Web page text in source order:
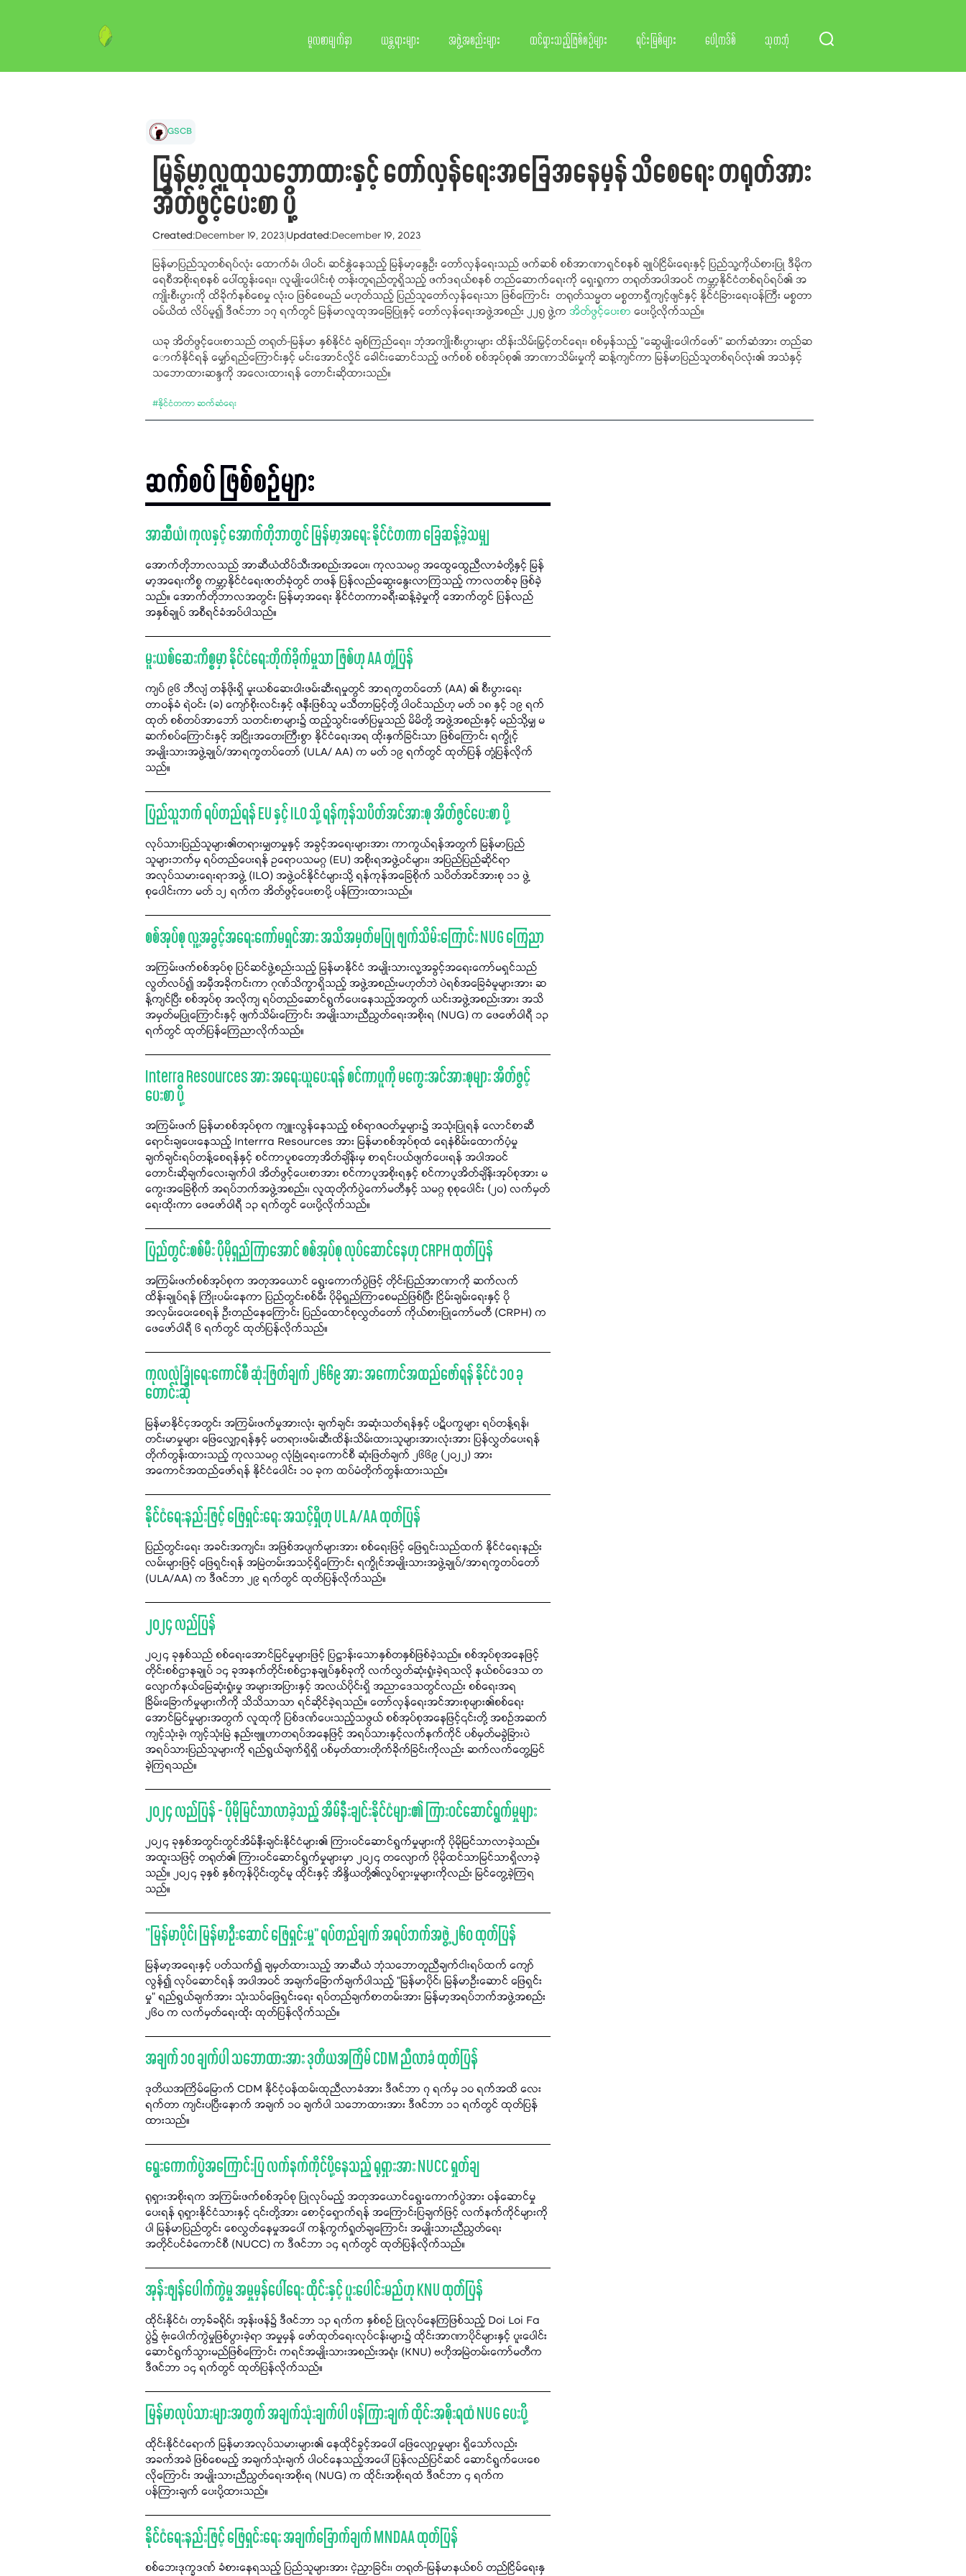
မူလစာမျက်နှာ ယန္တရားများ အဖွဲ့အစည်းများ ထင်ရှားသည့်ဖြစ်စဉ်များ ရင်းမြစ်များ ပေါ့ကဒ်စ် သုတဘုံ
GSCB
မြန်မာ့လူထုသဘောထားနှင့် တော်လှန်ရေးအခြေအနေမှန် သိစေရေး တရုတ်အား
အိတ်ဖွင့်ပေးစာ ပို့
Created:December 19, 2023Updated:December 19, 2023
မြန်မာပြည်သူတစ်ရပ်လုံး ထောက်ခံ၊ ပါဝင်၊ ဆင်နွှဲနေသည့် မြန်မာ့နွေဦး တော်လှန်ရေးသည် ဖက်ဆစ် စစ်အာဏာရှင်စနစ် ချုပ်ငြိမ်းရေးနှင့် ပြည်သူ့ကိုယ်စားပြု ဒီမိုက
ရေစီအစိုးရစနစ် ပေါ်ထွန်းရေး၊ လူမျိုးပေါင်းစုံ တန်းတူရည်တူရှိသည့် ဖက်ဒရယ်စနစ် တည်ဆောက်ရေးကို ရှေးရှုကာ တရုတ်အပါအဝင် ကမ္ဘာ့နိုင်ငံတစ်ရပ်ရပ်၏ အ
ကျိုးစီးပွားကို ထိခိုက်နစ်စေမှု လုံးဝ ဖြစ်စေမည် မဟုတ်သည့် ပြည်သူတော်လှန်ရေးသာ ဖြစ်ကြောင်း တရုတ်သမ္မတ မစ္စတာရှီကျင့်ဖျင်နှင့် နိုင်ငံခြားရေးဝန်ကြီး မစ္စတာ
ဝမ်ယိထံ လိပ်မူ၍ ဒီဇင်ဘာ ၁၇ ရက်တွင် မြန်မာလူထုအခြေပြုနှင့် တော်လှန်ရေးအဖွဲ့အစည်း ၂၂၅ ဖွဲ့က အိတ်ဖွင့်ပေးစာ ပေးပို့လိုက်သည်။
ယခု အိတ်ဖွင့်ပေးစာသည် တရုတ်-မြန်မာ နှစ်နိုင်ငံ ချစ်ကြည်ရေး၊ ဘုံအကျိုးစီးပွားများ ထိန်းသိမ်းမြှင့်တင်ရေး၊ စစ်မှန်သည့် "ဆွေမျိုးပေါက်ဖော်" ဆက်ဆံအား တည်ဆ
ောက်နိုင်ရန် မျှော်ရည်ကြောင်းနှင့် မင်းအောင်လှိုင် ခေါင်းဆောင်သည့် ဖက်စစ် စစ်အုပ်စု၏ အာဏာသိမ်းမှုကို ဆန့်ကျင်ကာ မြန်မာပြည်သူတစ်ရပ်လုံး၏ အသံနှင့်
သဘောထားဆန္ဒကို အလေးထားရန် တောင်းဆိုထားသည်။
#နိုင်ငံတကာ ဆက်ဆံရေး
ဆက်စပ် ဖြစ်စဉ်များ
အာဆီယံ၊ ကုလနှင့် အောက်တိုဘာတွင် မြန်မာ့အရေး နိုင်ငံတကာ ခြေဆန့်ခဲ့သမျှ
အောက်တိုဘာလသည် အာဆီယံထိပ်သီးအစည်းအဝေး၊ ကုလသမဂ္ဂ အထွေထွေညီလာခံတို့နှင့် မြန်
မာ့အရေးကိစ္စ ကမ္ဘာ့နိုင်ငံရေးဇာတ်ခုံတွင် တဖန် ပြန်လည်ဆွေးနွေးလာကြသည့် ကာလတစ်ခု ဖြစ်ခဲ့
သည်။ အောက်တိုဘာလအတွင်း မြန်မာ့အရေး နိုင်ငံတကာခရီးဆန့်ခဲ့မှုကို အောက်တွင် ပြန်လည်
အနှစ်ချုပ် အစီရင်ခံအပ်ပါသည်။
မူးယစ်ဆေးကိစ္စမှာ နိုင်ငံရေးတိုက်ခိုက်မှုသာ ဖြစ်ဟု AA တုံ့ပြန်
ကျပ် ၉၆ ဘီလျံ တန်ဖိုးရှိ မူးယစ်ဆေးဝါးဖမ်းဆီးရမှုတွင် အာရက္ခတပ်တော် (AA) ၏ စီးပွားရေး
တာဝန်ခံ ရဲဝင်း (ခ) ကျော်စိုးလင်းနှင့် ဇနီးဖြစ်သူ မသီတာမြင့်တို့ ပါဝင်သည်ဟု မတ် ၁၈ နှင့် ၁၉ ရက်
ထုတ် စစ်တပ်အာဘော် သတင်းစာများ၌ ထည့်သွင်းဖော်ပြမှုသည် မိမိတို့ အဖွဲ့အစည်းနှင့် မည်သို့မျှ မ
ဆက်စပ်ကြောင်းနှင့် အငြိုးအတေးကြီးစွာ နိုင်ငံရေးအရ ထိုးနှက်ခြင်းသာ ဖြစ်ကြောင်း ရက္ခိုင့်
အမျိုးသားအဖွဲ့ချုပ်/အာရက္ခတပ်တော် (ULA/ AA) က မတ် ၁၉ ရက်တွင် ထုတ်ပြန် တုံ့ပြန်လိုက်
သည်။
ပြည်သူဘက် ရပ်တည်ရန် EU နှင့် ILO သို့ ရန်ကုန်သပိတ်အင်အားစု အိတ်ဖွင်ပေးစာ ပို့
လုပ်သားပြည်သူများ၏တရားမျှတမှုနှင့် အခွင့်အရေးများအား ကာကွယ်ရန်အတွက် မြန်မာပြည်
သူများဘက်မှ ရပ်တည်ပေးရန် ဥရောပသမဂ္ဂ (EU) အစိုးရအဖွဲ့ဝင်များ၊ အပြည်ပြည်ဆိုင်ရာ
အလုပ်သမားရေးရာအဖွဲ့ (ILO) အဖွဲ့ဝင်နိုင်ငံများသို့ ရန်ကုန်အခြေစိုက် သပိတ်အင်အားစု ၁၁ ဖွဲ့
စုပေါင်းကာ မတ် ၁၂ ရက်က အိတ်ဖွင့်ပေးစာပို့ ပန်ကြားထားသည်။
စစ်အုပ်စု လူ့အခွင့်အရေးကော်မရှင်အား အသိအမှတ်မပြု ဖျက်သိမ်းကြောင်း NUG ကြေညာ
အကြမ်းဖက်စစ်အုပ်စု ပြင်ဆင်ဖွဲ့စည်းသည့် မြန်မာနိုင်ငံ အမျိုးသားလူ့အခွင့်အရေးကော်မရှင်သည်
လွတ်လပ်၍ အမှီအခိုကင်းကာ ဂုဏ်သိက္ခာရှိသည့် အဖွဲ့အစည်းမဟုတ်ဘဲ ပဲရစ်အခြေခံမူများအား ဆ
န့်ကျင်ပြီး စစ်အုပ်စု အလိုကျ ရပ်တည်ဆောင်ရွက်ပေးနေသည့်အတွက် ယင်းအဖွဲ့အစည်းအား အသိ
အမှတ်မပြုကြောင်းနှင့် ဖျက်သိမ်းကြောင်း အမျိုးသားညီညွတ်ရေးအစိုးရ (NUG) က ဖေဖော်ဝါရီ ၁၃
ရက်တွင် ထုတ်ပြန်ကြေညာလိုက်သည်။
Interra Resources အား အရေးယူပေးရန် စင်ကာပူကို မကွေးအင်အားစုများ အိတ်ဖွင့်
ပေးစာ ပို့
အကြမ်းဖက် မြန်မာစစ်အုပ်စုက ကျူးလွန်နေသည့် စစ်ရာဇဝတ်မှုများ၌ အသုံးပြုရန် လောင်စာဆီ
ရောင်းချပေးနေသည့် Interrra Resources အား မြန်မာစစ်အုပ်စုထံ ရေနံစိမ်းထောက်ပံ့မှု
ချက်ချင်းရပ်တန့်စေရန်နှင့် စင်ကာပူစတော့အိတ်ချိန်းမှ စာရင်းပယ်ဖျက်ပေးရန် အပါအဝင်
တောင်းဆိုချက်လေးချက်ပါ အိတ်ဖွင့်ပေးစာအား စင်ကာပူအစိုးရနှင့် စင်ကာပူအိတ်ချိန်းအုပ်စုအား မ
ကွေးအခြေစိုက် အရပ်ဘက်အဖွဲ့အစည်း၊ လူထုတိုက်ပွဲကော်မတီနှင့် သမဂ္ဂ စုစုပေါင်း (၂၀) လက်မှတ်
ရေးထိုးကာ ဖေဖော်ဝါရီ ၁၃ ရက်တွင် ပေးပို့လိုက်သည်။
ပြည်တွင်းစစ်မီး ပိုမိုရှည်ကြာအောင် စစ်အုပ်စု လုပ်ဆောင်နေဟု CRPH ထုတ်ပြန်
အကြမ်းဖက်စစ်အုပ်စုက အတုအယောင် ရွေးကောက်ပွဲဖြင့် တိုင်းပြည်အာဏာကို ဆက်လက်
ထိန်းချုပ်ရန် ကြိုးပမ်းနေကာ ပြည်တွင်းစစ်မီး ပိုမိုရှည်ကြာစေမည်ဖြစ်ပြီး ငြိမ်းချမ်းရေးနှင့် ပို
အလှမ်းဝေးစေရန် ဦးတည်နေကြောင်း ပြည်ထောင်စုလွှတ်တော် ကိုယ်စားပြုကော်မတီ (CRPH) က
ဖေဖော်ဝါရီ ၆ ရက်တွင် ထုတ်ပြန်လိုက်သည်။
ကုလလုံခြုံရေးကောင်စီ ဆုံးဖြတ်ချက် ၂၆၆၉ အား အကောင်အထည်ဖော်ရန် နိုင်ငံ ၁၀ ခု
တောင်းဆို
မြန်မာနိုင်င့အတွင်း အကြမ်းဖက်မှုအားလုံး ချက်ချင်း အဆုံးသတ်ရန်နှင့် ပဋိပက္ခများ ရပ်တန့်ရန်၊
တင်းမာမှုများ ဖြေလျှော့ရန်နှင့် မတရားဖမ်းဆီးထိန်းသိမ်းထားသူများအားလုံးအား ပြန်လွှတ်ပေးရန်
တိုက်တွန်းထားသည့် ကုလသမဂ္ဂ လုံခြုံရေးကောင်စီ ဆုံးဖြတ်ချက် ၂၆၆၉ (၂၀၂၂) အား
အကောင်အထည်ဖော်ရန် နိုင်ငံပေါင်း ၁၀ ခုက ထပ်မံတိုက်တွန်းထားသည်။
နိုင်ငံရေးနည်းဖြင့် ဖြေရှင်းရေး အသင့်ရှိဟု ULA/AA ထုတ်ပြန်
ပြည်တွင်းရေး အခင်းအကျင်း၊ အဖြစ်အပျက်များအား စစ်ရေးဖြင့် ဖြေရှင်းသည်ထက် နိုင်ငံရေးနည်း
လမ်းများဖြင့် ဖြေရှင်းရန် အမြဲတမ်းအသင့်ရှိကြောင်း ရက္ခိုင်အမျိုးသားအဖွဲ့ချုပ်/အာရက္ခတပ်တော်
(ULA/AA) က ဒီဇင်ဘာ ၂၉ ရက်တွင် ထုတ်ပြန်လိုက်သည်။
၂၀၂၄ လည်ပြန်
၂၀၂၄ ခုနှစ်သည် စစ်ရေးအောင်မြင်မှုများဖြင့် ပြဋ္ဌာန်းသောနှစ်တနှစ်ဖြစ်ခဲ့သည်။ စစ်အုပ်စုအနေဖြင့်
တိုင်းစစ်ဌာနချုပ် ၁၄ ခုအနက်တိုင်းစစ်ဌာနချုပ်နှစ်ခုကို လက်လွှတ်ဆုံးရှုံးခဲ့ရသလို နယ်စပ်ဒေသ တ
လျောက်နယ်မြေဆုံးရှုံးမှု အများအပြားနှင့် အလယ်ပိုင်းရှိ အညာဒေသတွင်လည်း စစ်ရေးအရ
ခြိမ်းခြောက်မှုများကိကို သိသိသာသာ ရင်ဆိုင်ခဲ့ရသည်။ တော်လှန်ရေးအင်အားစုများ၏စစ်ရေး
အောင်မြင်မှုများအတွက် လူထုကို ပြစ်ဒဏ်ပေးသည့်သဖွယ် စစ်အုပ်စုအနေဖြင့်၎င်းတို့ အစဉ်အဆက်
ကျင့်သုံးခဲ့၊ ကျင့်သုံးမြဲ နည်းဗျူဟာတရပ်အနေဖြင့် အရပ်သားနှင့်လက်နက်ကိုင် ပစ်မှတ်မခွဲခြားပဲ
အရပ်သားပြည်သူများကို ရည်ရွယ်ချက်ရှိရှိ ပစ်မှတ်ထားတိုက်ခိုက်ခြင်းကိုလည်း ဆက်လက်တွေ့မြင်
ခဲ့ကြရသည်။
၂၀၂၄ လည်ပြန် - ပိုမိုမြင်သာလာခဲ့သည့် အိမ်နီးချင်းနိုင်ငံများ၏ ကြားဝင်ဆောင်ရွက်မှုများ
၂၀၂၄ ခုနှစ်အတွင်းတွင်အိမ်နီးချင်းနိုင်ငံများ၏ ကြားဝင်ဆောင်ရွက်မှုများကို ပိုမိုမြင်သာလာခဲ့သည်။
အထူးသဖြင့် တရုတ်၏ ကြားဝင်ဆောင်ရွက်မှုများမှာ ၂၀၂၄ တလျောက် ပိုမိုထင်သာမြင်သာရှိလာခဲ့
သည်။ ၂၀၂၄ ခုနှစ် နှစ်ကုန်ပိုင်းတွင်မူ ထိုင်းနှင့် အိန္ဒိယတို့၏လှုပ်ရှားမှုများကိုလည်း မြင်တွေ့ခဲ့ကြရ
သည်။
“မြန်မာပိုင်၊ မြန်မာဦးဆောင် ဖြေရှင်းမှု" ရပ်တည်ချက် အရပ်ဘက်အဖွဲ့ ၂၆၀ ထုတ်ပြန်
မြန်မာ့အရေးနှင့် ပတ်သက်၍ ချမှတ်ထားသည့် အာဆီယံ ဘုံသဘောတူညီချက်ငါးရပ်ထက် ကျော်
လွန်၍ လုပ်ဆောင်ရန် အပါအဝင် အချက်ခြောက်ချက်ပါသည့် "မြန်မာပိုင်၊ မြန်မာဦးဆောင် ဖြေရှင်း
မှု" ရည်ရွယ်ချက်အား သုံးသပ်ဖြေရှင်းရေး ရပ်တည်ချက်စာတမ်းအား မြန်မာ့အရပ်ဘက်အဖွဲ့အစည်း
၂၆၀ က လက်မှတ်ရေးထိုး ထုတ်ပြန်လိုက်သည်။
အချက် ၁၀ ချက်ပါ သဘောထားအား ဒုတိယအကြိမ် CDM ညီလာခံ ထုတ်ပြန်
ဒုတိယအကြိမ်မြောက် CDM နိုင်ငံ့ဝန်ထမ်းထုညီလာခံအား ဒီဇင်ဘာ ၇ ရက်မှ ၁၀ ရက်အထိ လေး
ရက်တာ ကျင်းပပြီးနောက် အချက် ၁၀ ချက်ပါ သဘောထားအား ဒီဇင်ဘာ ၁၁ ရက်တွင် ထုတ်ပြန်
ထားသည်။
ရွေးကောက်ပွဲအကြောင်းပြ လက်နက်ကိုင်ပို့နေသည့် ရုရှားအား NUCC ရှုတ်ချ
ရုရှားအစိုးရက အကြမ်းဖက်စစ်အုပ်စု ပြုလုပ်မည့် အတုအယောင်ရွေးကောက်ပွဲအား ဝန်ဆောင်မှု
ပေးရန် ရုရှားနိုင်ငံသားနှင့် ၎င်းတို့အား စောင့်ရှောက်ရန် အကြောင်းပြချက်ဖြင့် လက်နက်ကိုင်များကို
ပါ မြန်မာပြည်တွင်း စေလွှတ်နေမှုအပေါ် ကန့်ကွက်ရှုတ်ချကြောင်း အမျိုးသားညီညွတ်ရေး
အတိုင်ပင်ခံကောင်စီ (NUCC) က ဒီဇင်ဘာ ၁၄ ရက်တွင် ထုတ်ပြန်လိုက်သည်။
အုန်းဖျန်ပေါက်ကွဲမှု အမှုမှန်ပေါ်ရေး ထိုင်းနှင့် ပူးပေါင်းမည်ဟု KNU ထုတ်ပြန်
ထိုင်းနိုင်ငံ၊ တာ့ခ်ခရိုင်၊ အုန်းဖန်၌ ဒီဇင်ဘာ ၁၃ ရက်က နှစ်စဉ် ပြုလုပ်နေကြဖြစ်သည့် Doi Loi Fa
ပွဲ၌ ဗုံးပေါက်ကွဲမှုဖြစ်ပွားခဲ့ရာ အမှုမှန် ဖော်ထုတ်ရေးလုပ်ငန်းများ၌ ထိုင်းအာဏာပိုင်များနှင့် ပူးပေါင်း
ဆောင်ရွက်သွားမည်ဖြစ်ကြောင်း ကရင်အမျိုးသားအစည်းအရုံး (KNU) ဗဟိုအမြဲတမ်းကော်မတီက
ဒီဇင်ဘာ ၁၄ ရက်တွင် ထုတ်ပြန်လိုက်သည်။
မြန်မာလုပ်သားများအတွက် အချက်သုံးချက်ပါ ပန်ကြားချက် ထိုင်းအစိုးရထံ NUG ပေးပို့
ထိုင်းနိုင်ငံရောက် မြန်မာအလုပ်သမားများ၏ နေထိုင်ခွင့်အပေါ် ဖြေလျော့မှုများ ရှိသော်လည်း
အခက်အခဲ ဖြစ်စေမည့် အချက်သုံးချက် ပါဝင်နေသည့်အပေါ် ပြန်လည်ပြင်ဆင် ဆောင်ရွက်ပေးစေ
လိုကြောင်း အမျိုးသားညီညွတ်ရေးအစိုးရ (NUG) က ထိုင်းအစိုးရထံ ဒီဇင်ဘာ ၄ ရက်က
ပန်ကြားချက် ပေးပို့ထားသည်။
နိုင်ငံရေးနည်းဖြင့် ဖြေရှင်းရေး အချက်ခြောက်ချက် MNDAA ထုတ်ပြန်
စစ်ဘေးဒုက္ခဒဏ် ခံစားနေရသည့် ပြည်သူများအား ငဲ့ညှာခြင်း၊ တရုတ်-မြန်မာနယ်စပ် တည်ငြိမ်ရေးနှ